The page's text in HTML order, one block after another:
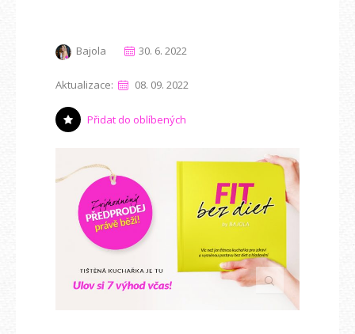
Bajola 30. 6. 2022
Aktualizace: 08. 09. 2022
Přidat do oblíbených